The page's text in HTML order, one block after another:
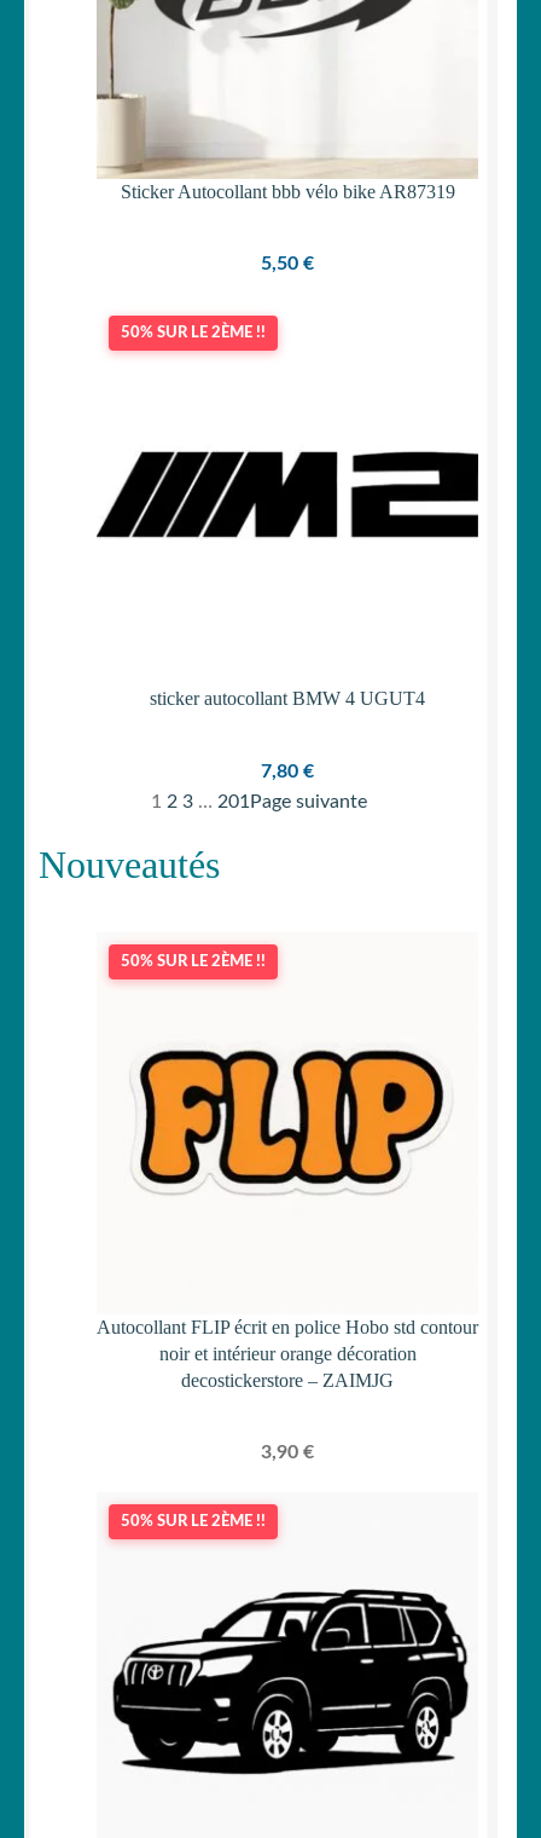
Sticker Autocollant bbb vélo bike AR87319
5,50 €
50% SUR LE 2ÈME !!
sticker autocollant BMW 4 UGUT4
7,80 €
1 2 3 … 201 Page suivante
Nouveautés
50% SUR LE 2ÈME !!
Autocollant FLIP écrit en police Hobo std contour
noir et intérieur orange décoration
decostickerstore – ZAIMJG
3,90 €
50% SUR LE 2ÈME !!